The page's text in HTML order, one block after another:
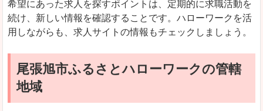
希望にあった求人を探すポイントは、定期的に求職活動を
続け、新しい情報を確認することです。ハローワークを活
用しながらも、求人サイトの情報もチェックしましょう。
尾張旭市ふるさとハローワークの管轄
地域